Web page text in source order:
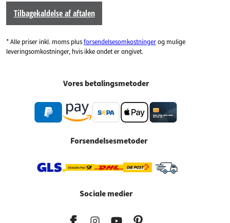
Tilbagekaldelse af aftalen
* Alle priser inkl. moms plusforsendelsesomkostningerog mulige
leveringsomkostninger, hvis ikke andet er angivet.
Vores betalingsmetoder
Forsendelsesmetoder
Sociale medier